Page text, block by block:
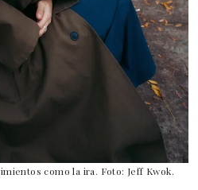
como la ira. Foto: Jeff Kwok.